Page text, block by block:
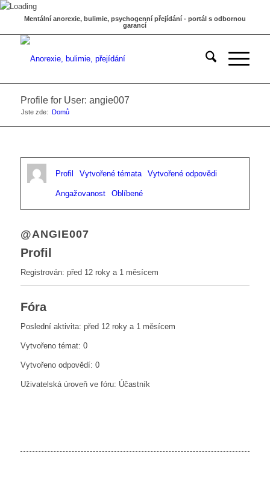
Mentální anorexie, bulimie, psychogenní přejídání - portál s odbornou
garancí
Profile for User: angie007
Jste zde: Domů
Profil Vytvořené témata Vytvořené odpovědi
Angažovanost Oblíbené
@ANGIE007
Profil
Registrován: před 12 roky a 1 měsícem
Fóra
Poslední aktivita: před 12 roky a 1 měsícem
Vytvořeno témat: 0
Vytvořeno odpovědí: 0
Uživatelská úroveň ve fóru: Účastník